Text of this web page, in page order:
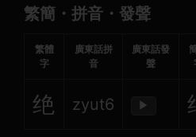
繁簡・拼音・發聲
繁體
字
廣東話拼
音
廣東話發
聲
绝 zyut6 ▶